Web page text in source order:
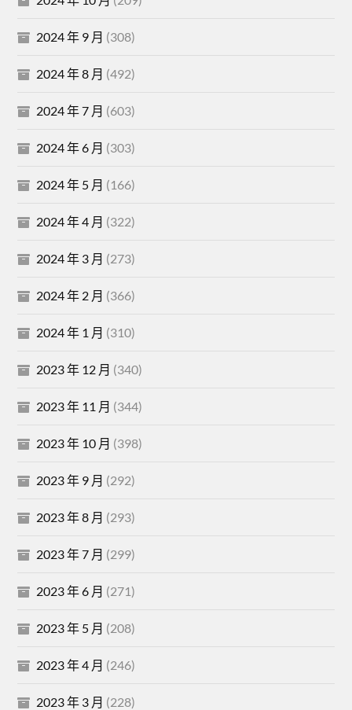
2024 年 9 月 (308)
2024 年 8 月 (492)
2024 年 7 月 (603)
2024 年 6 月 (303)
2024 年 5 月 (166)
2024 年 4 月 (322)
2024 年 3 月 (273)
2024 年 2 月 (366)
2024 年 1 月 (310)
2023 年 12 月 (340)
2023 年 11 月 (344)
2023 年 10 月 (398)
2023 年 9 月 (292)
2023 年 8 月 (293)
2023 年 7 月 (299)
2023 年 6 月 (271)
2023 年 5 月 (208)
2023 年 4 月 (246)
2023 年 3 月 (228)